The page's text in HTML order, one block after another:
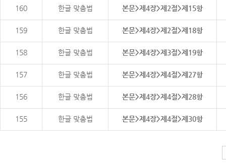
160 한글 맞춤법 본문>제4장>제2절>제15항
159 한글 맞춤법 본문>제4장>제2절>제18항
158 한글 맞춤법 본문>제4장>제3절>제19항
157 한글 맞춤법 본문>제4장>제4절>제27항
156 한글 맞춤법 본문>제4장>제4절>제28항
155 한글 맞춤법 본문>제4장>제4절>제30항